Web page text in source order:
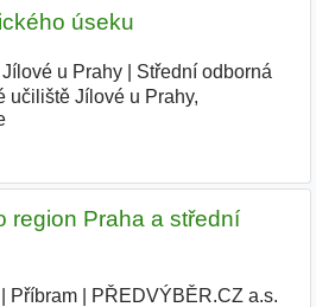
úseku
Jílové u Prahy
Střední odborná
učiliště Jílové u Prahy,
|
region Praha a střední
Příbram| PŘEDVÝBĚR.CZ a.s.